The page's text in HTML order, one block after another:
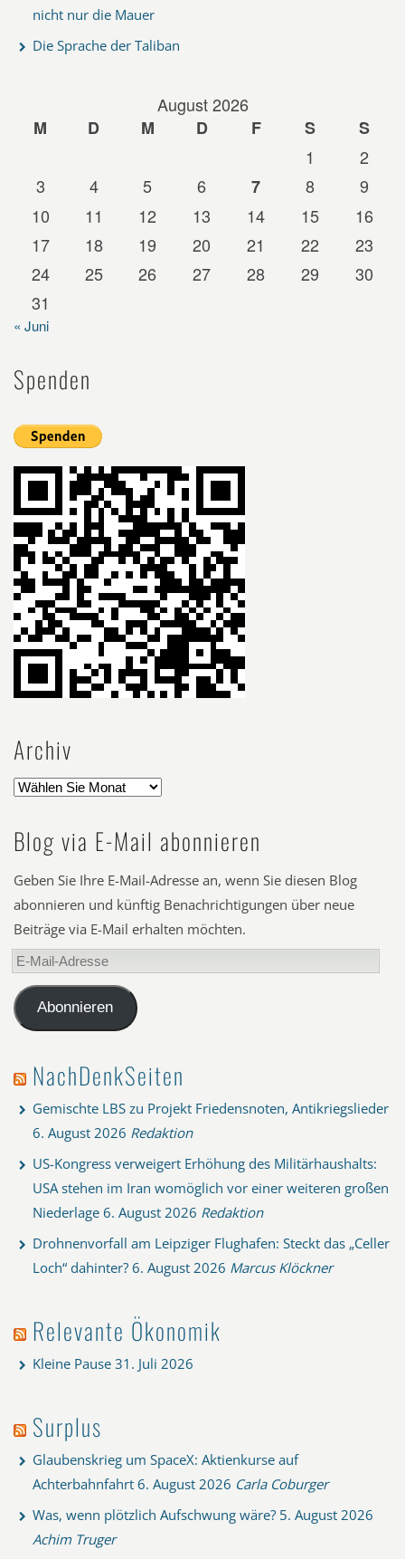
nicht nur die Mauer
Die Sprache der Taliban
August 2026
M
D M D F S
S
1
2
3
4 5 6 7 8
9
10
11 12 13 14 15
16
17
18 19 20 21 22
23
24
25 26 27 28 29
30
31
« Juni
Spenden
Archiv
Blog via E-Mail abonnieren
Geben Sie Ihre E-Mail-Adresse an, wenn Sie diesen Blog
abonnieren und künftig Benachrichtigungen über neue
Beiträge via E-Mail erhalten möchten.
E-
Mail-
AdresseAbonnieren
NachDenkSeiten
Gemischte LBS zu Projekt Friedensnoten, Antikriegslieder
6. August 2026 Redaktion
US-Kongress verweigert Erhöhung des Militärhaushalts:
USA stehen im Iran womöglich vor einer weiteren großen
Niederlage 6. August 2026 Redaktion
Drohnenvorfall am Leipziger Flughafen: Steckt das „Celler
Loch“ dahinter? 6. August 2026 Marcus Klöckner
Relevante Ökonomik
Kleine Pause 31. Juli 2026
Surplus
Glaubenskrieg um SpaceX: Aktienkurse auf
Achterbahnfahrt 6. August 2026 Carla Coburger
Was, wenn plötzlich Aufschwung wäre? 5. August 2026
Achim Truger